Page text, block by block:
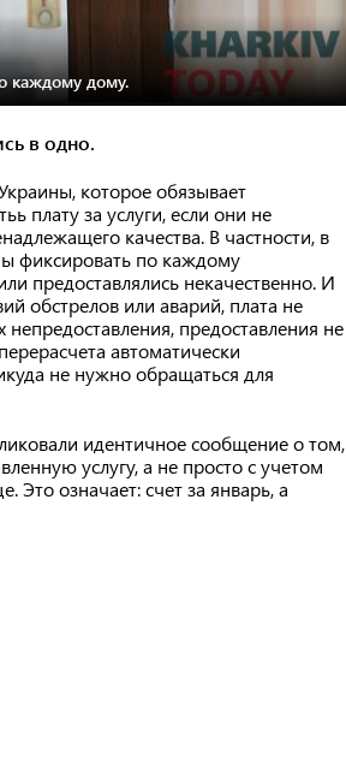
каждому дому.
в одно.
которое обязывает
плату за услуги, если они не
качества. В частности, в
фиксировать по каждому
предоставлялись некачественно. И
обстрелов или аварий, плата не
непредоставления, предоставления не
автоматически
не нужно обращаться для
идентичное сообщение о том,
услугу, а не просто с учетом
означает: счет за январь, а